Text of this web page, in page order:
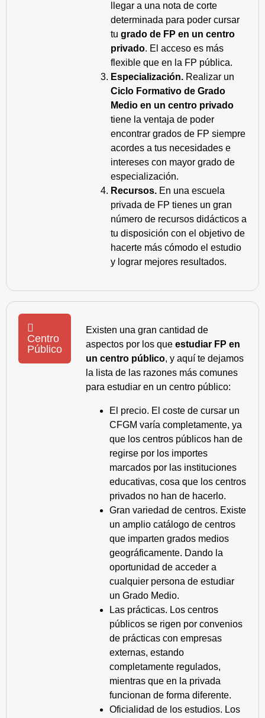
llegar a una nota de corte
determinada para poder cursar
tu grado de FP en un centro
privado. El acceso es más
flexible que en la FP pública.
Especialización. Realizar un
Ciclo Formativo de Grado
Medio en un centro privado
tiene la ventaja de poder
encontrar grados de FP siempre
acordes a tus necesidades e
intereses con mayor grado de
especialización.
Recursos. En una escuela
privada de FP tienes un gran
número de recursos didácticos a
tu disposición con el objetivo de
hacerte más cómodo el estudio
y lograr mejores resultados.
Centro
Público
Existen una gran cantidad de
aspectos por los que estudiar FP en
un centro público, y aquí te dejamos
la lista de las razones más comunes
para estudiar en un centro público:
El precio. El coste de cursar un
CFGM varía completamente, ya
que los centros públicos han de
regirse por los importes
marcados por las instituciones
educativas, cosa que los centros
privados no han de hacerlo.
Gran variedad de centros. Existe
un amplio catálogo de centros
que imparten grados medios
geográficamente. Dando la
oportunidad de acceder a
cualquier persona de estudiar
un Grado Medio.
Las prácticas. Los centros
públicos se rigen por convenios
de prácticas con empresas
externas, estando
completamente regulados,
mientras que en la privada
funcionan de forma diferente.
Oficialidad de los estudios. Los